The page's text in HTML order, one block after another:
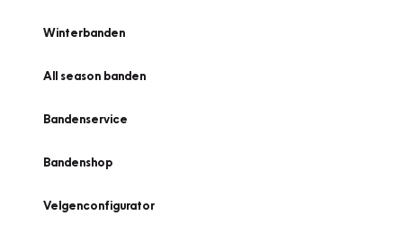
Winterbanden
All season banden
Bandenservice
Bandenshop
Velgenconfigurator